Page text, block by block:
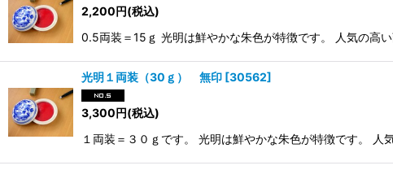
2,200円(税込)
0.5両装＝15ｇ 光明は鮮やかな朱色が特徴です。 人気の高
光明１両装（30ｇ） 無印 [30562]
3,300円(税込)
１両装＝３０ｇです。 光明は鮮やかな朱色が特徴です。